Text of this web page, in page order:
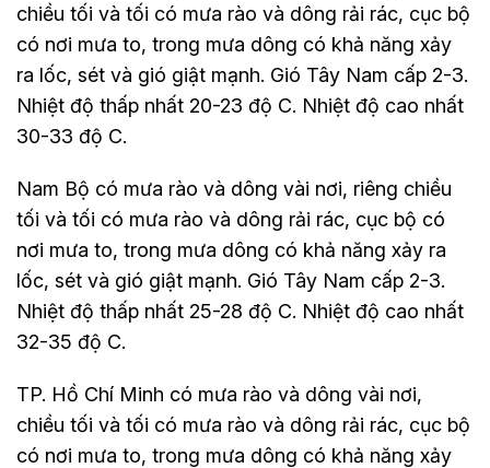
chiều tối và tối có mưa rào và dông rải rác, cục bộ
có nơi mưa to, trong mưa dông có khả năng xảy
ra lốc, sét và gió giật mạnh. Gió Tây Nam cấp 2-3.
Nhiệt độ thấp nhất 20-23 độ C. Nhiệt độ cao nhất
30-33 độ C.
Nam Bộ có mưa rào và dông vài nơi, riêng chiều
tối và tối có mưa rào và dông rải rác, cục bộ có
nơi mưa to, trong mưa dông có khả năng xảy ra
lốc, sét và gió giật mạnh. Gió Tây Nam cấp 2-3.
Nhiệt độ thấp nhất 25-28 độ C. Nhiệt độ cao nhất
32-35 độ C.
TP. Hồ Chí Minh có mưa rào và dông vài nơi,
chiều tối và tối có mưa rào và dông rải rác, cục bộ
có nơi mưa to, trong mưa dông có khả năng xảy